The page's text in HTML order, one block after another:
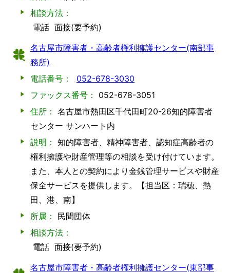
相談方法：
電話 面接(要予約)
名古屋市障害者・高齢者権利擁護センター(南部事
務所)
電話番号：
052-678-3030
ファックス番号：
052-678-3051
住所： 名古屋市熱田区千代田町20-26知的障害者
センター サンハート内
説明： 知的障害者、精神障害者、認知症高齢者の
権利擁護や財産管理等の相談を受け付けています。
また、本人との契約により金銭管理サービスや財産
保全サービスを提供します。【担当区：瑞穂、熱
田、港、南】
所属：
民間団体
相談方法：
電話 面接(要予約)
名古屋市障害者・高齢者権利擁護センター(東部事